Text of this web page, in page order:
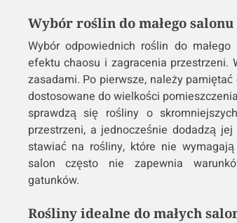
Wybór roślin do małego salonu
Wybór odpowiednich roślin do
efektu chaosu i zagracenia przestrzeni.
zasadami. Po pierwsze, należy
dostosowane do wielkości
sprawdzą się rośliny o
przestrzeni, a jednocześnie dodadzą
stawiać na rośliny, które nie
salon często nie zapewnia
gatunków.
Rośliny idealne do małych